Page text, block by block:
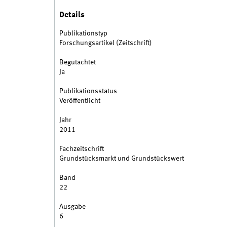
Details
Publikationstyp
Forschungsartikel (Zeitschrift)
Begutachtet
Ja
Publikationsstatus
Veröffentlicht
Jahr
2011
Fachzeitschrift
Grundstücksmarkt und Grundstückswert
Band
22
Ausgabe
6